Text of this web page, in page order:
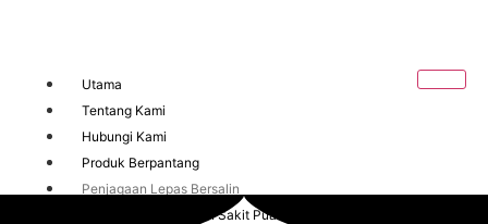
Utama
Tentang Kami
Hubungi Kami
Produk Berpantang
Penjagaan Lepas Bersalin
Klinik Perbidanan dan Sakit Puan